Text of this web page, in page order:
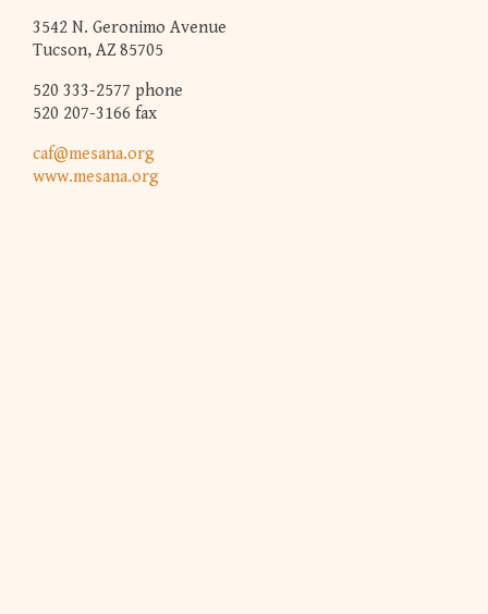
3542 N. Geronimo Avenue
Tucson, AZ 85705
520 333-2577 phone
520 207-3166 fax
caf@mesana.org
www.mesana.org